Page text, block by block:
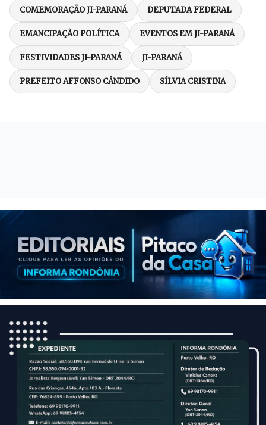
COMEMORAÇÃO JI-PARANÁ DEPUTADA FEDERAL
EMANCIPAÇÃO POLÍTICA EVENTOS EM JI-PARANÁ
FESTIVIDADES JI-PARANÁ JI-PARANÁ
PREFEITO AFFONSO CÂNDIDO SÍLVIA CRISTINA